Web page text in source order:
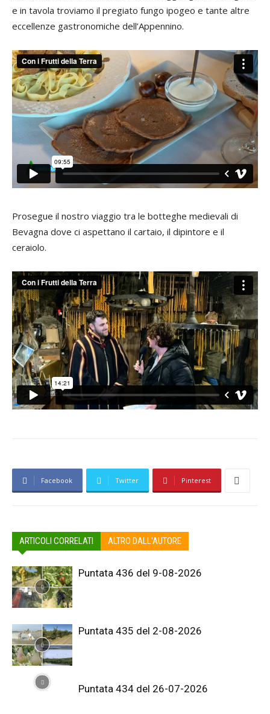
e in tavola troviamo il pregiato fungo ipogeo e tante altre
eccellenze gastronomiche dell’Appennino.
Prosegue il nostro viaggio tra le botteghe medievali di
Bevagna dove ci aspettano il cartaio, il dipintore e il
ceraiolo.
Facebook Twitter Pinterest
ARTICOLI CORRELATI ALTRO DALL'AUTORE
Puntata 436 del 9-08-2026
Puntata 435 del 2-08-2026
Puntata 434 del 26-07-2026